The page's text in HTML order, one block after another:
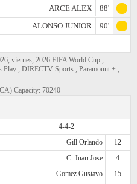
ARCE ALEX
88'
ALONSO JUNIOR
90'
viernes, 2026 FIFA World Cup ,
, DIRECTV Sports , Paramount + ,
Capacity: 70240
4-4-2
Gill Orlando
12
C. Juan Jose
4
Gomez Gustavo
15